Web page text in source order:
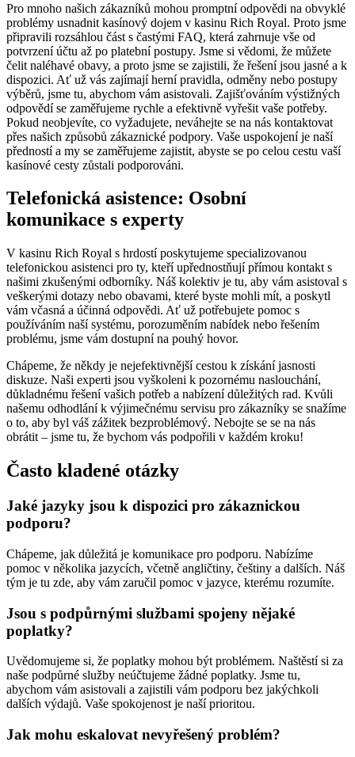
Pro mnoho našich zákazníků mohou promptní odpovědi na obvyklé
problémy usnadnit kasínový dojem v kasinu Rich Royal. Proto jsme
připravili rozsáhlou část s častými FAQ, která zahrnuje vše od
potvrzení účtu až po platební postupy. Jsme si vědomi, že můžete
čelit naléhavé obavy, a proto jsme se zajistili, že řešení jsou jasné a k
dispozici. Ať už vás zajímají herní pravidla, odměny nebo postupy
výběrů, jsme tu, abychom vám asistovali. Zajišťováním výstižných
odpovědí se zaměřujeme rychle a efektivně vyřešit vaše potřeby.
Pokud neobjevíte, co vyžadujete, neváhejte se na nás kontaktovat
přes našich způsobů zákaznické podpory. Vaše uspokojení je naší
předností a my se zaměřujeme zajistit, abyste se po celou cestu vaší
kasínové cesty zůstali podporováni.
Telefonická asistence: Osobní
komunikace s experty
V kasinu Rich Royal s hrdostí poskytujeme specializovanou
telefonickou asistenci pro ty, kteří upřednostňují přímou kontakt s
našimi zkušenými odborníky. Náš kolektiv je tu, aby vám asistoval s
veškerými dotazy nebo obavami, které byste mohli mít, a poskytl
vám včasná a účinná odpovědi. Ať už potřebujete pomoc s
používáním naší systému, porozuměním nabídek nebo řešením
problému, jsme vám dostupní na pouhý hovor.
Chápeme, že někdy je nejefektivnější cestou k získání jasnosti
diskuze. Naši experti jsou vyškoleni k pozornému naslouchání,
důkladnému řešení vašich potřeb a nabízení důležitých rad. Kvůli
našemu odhodlání k výjimečnému servisu pro zákazníky se snažíme
o to, aby byl váš zážitek bezproblémový. Nebojte se se na nás
obrátit – jsme tu, že bychom vás podpořili v každém kroku!
Často kladené otázky
Jaké jazyky jsou k dispozici pro zákaznickou
podporu?
Chápeme, jak důležitá je komunikace pro podporu. Nabízíme
pomoc v několika jazycích, včetně angličtiny, češtiny a dalších. Náš
tým je tu zde, aby vám zaručil pomoc v jazyce, kterému rozumíte.
Jsou s podpůrnými službami spojeny nějaké
poplatky?
Uvědomujeme si, že poplatky mohou být problémem. Naštěstí si za
naše podpůrné služby neúčtujeme žádné poplatky. Jsme tu,
abychom vám asistovali a zajistili vám podporu bez jakýchkoli
dalších výdajů. Vaše spokojenost je naší prioritou.
Jak mohu eskalovat nevyřešený problém?